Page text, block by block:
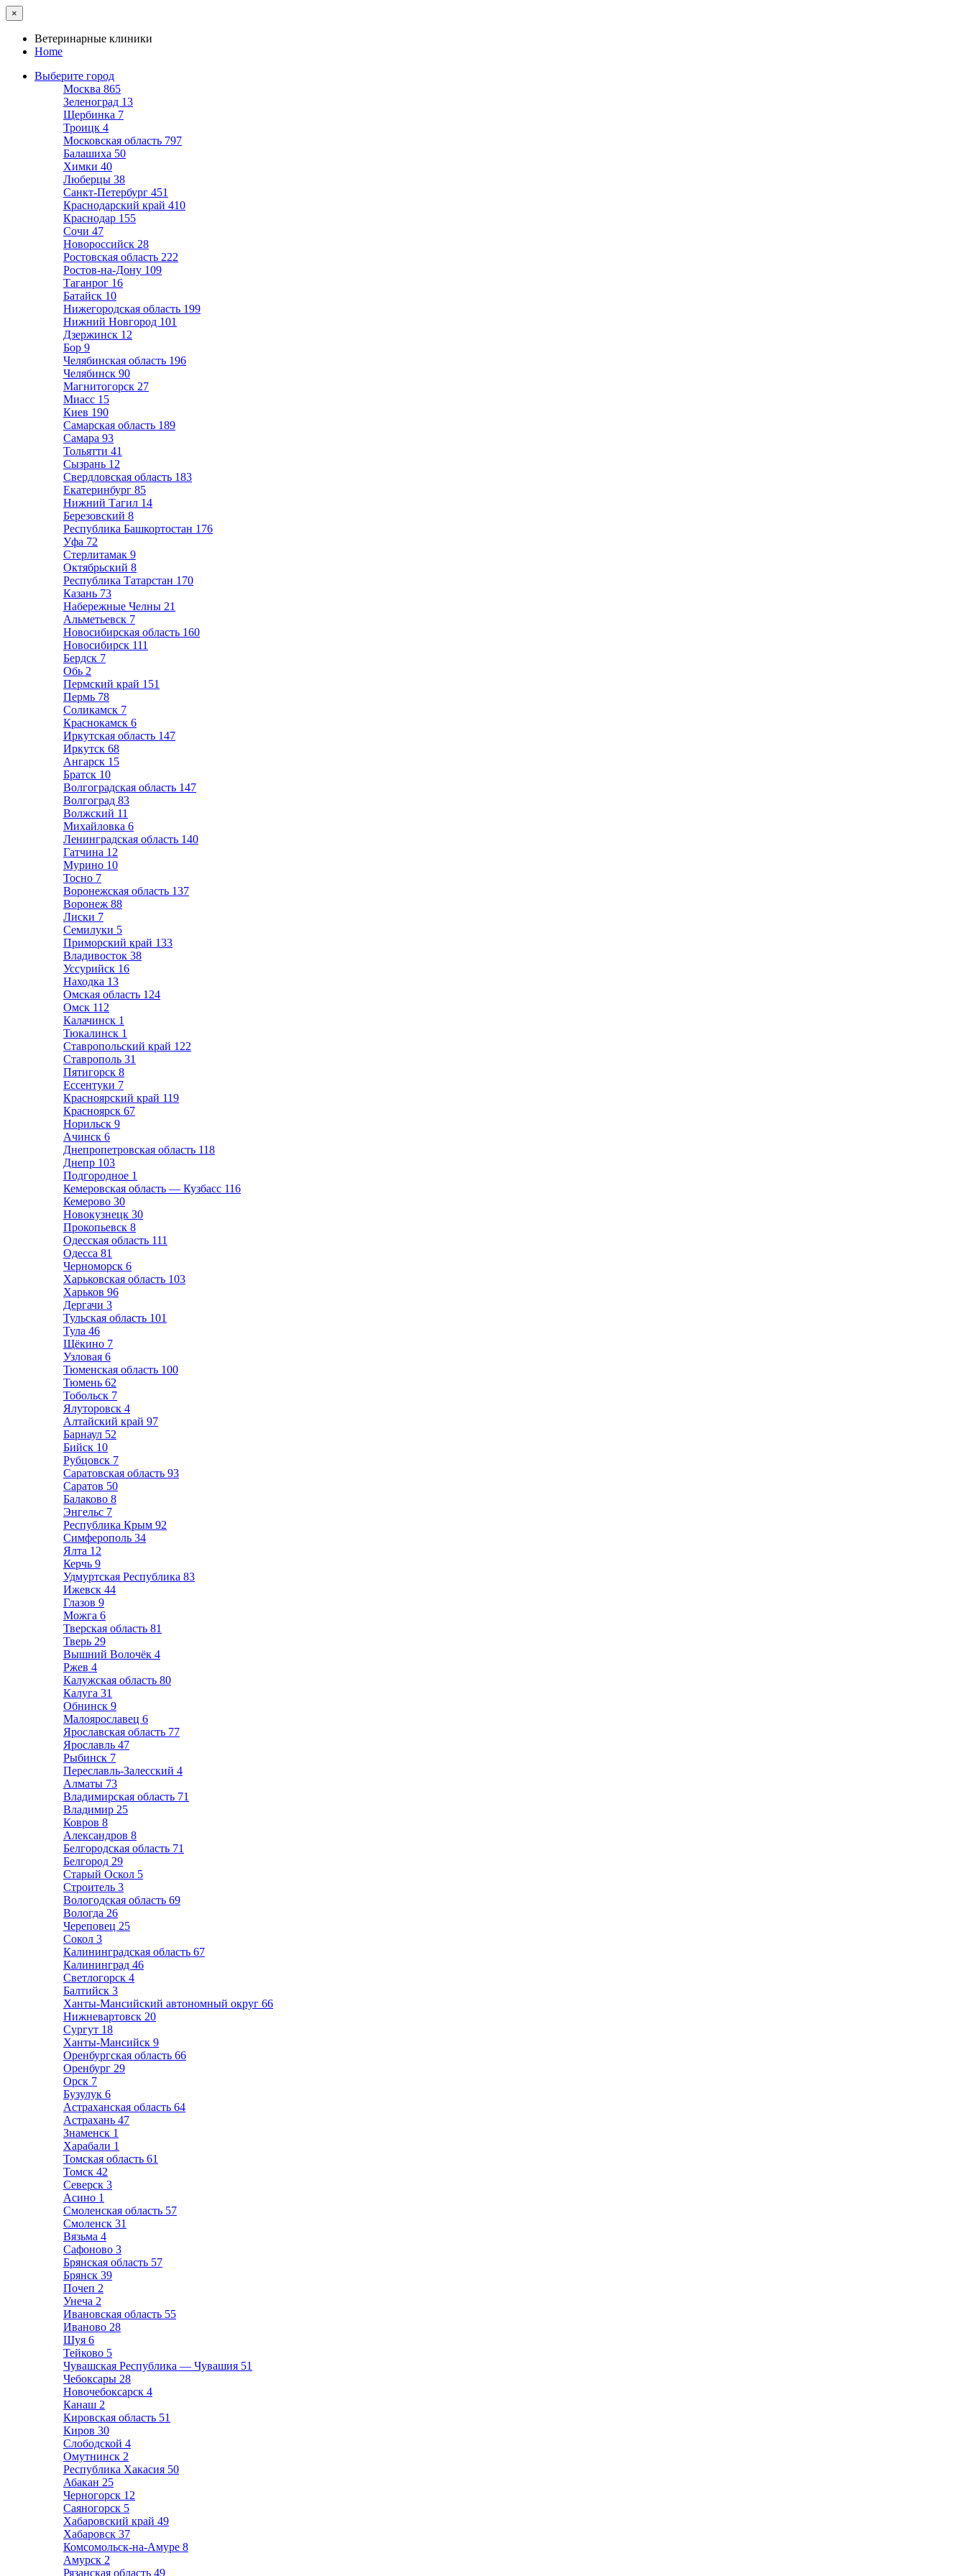
×
Ветеринарные клиники
Home
Выберите город
Москва 865
Зеленоград 13
Щербинка 7
Троицк 4
Московская область 797
Балашиха 50
Химки 40
Люберцы 38
Санкт-Петербург 451
Краснодарский край 410
Краснодар 155
Сочи 47
Новороссийск 28
Ростовская область 222
Ростов-на-Дону 109
Таганрог 16
Батайск 10
Нижегородская область 199
Нижний Новгород 101
Дзержинск 12
Бор 9
Челябинская область 196
Челябинск 90
Магнитогорск 27
Миасс 15
Киев 190
Самарская область 189
Самара 93
Тольятти 41
Сызрань 12
Свердловская область 183
Екатеринбург 85
Нижний Тагил 14
Березовский 8
Республика Башкортостан 176
Уфа 72
Стерлитамак 9
Октябрьский 8
Республика Татарстан 170
Казань 73
Набережные Челны 21
Альметьевск 7
Новосибирская область 160
Новосибирск 111
Бердск 7
Обь 2
Пермский край 151
Пермь 78
Соликамск 7
Краснокамск 6
Иркутская область 147
Иркутск 68
Ангарск 15
Братск 10
Волгоградская область 147
Волгоград 83
Волжский 11
Михайловка 6
Ленинградская область 140
Гатчина 12
Мурино 10
Тосно 7
Воронежская область 137
Воронеж 88
Лиски 7
Семилуки 5
Приморский край 133
Владивосток 38
Уссурийск 16
Находка 13
Омская область 124
Омск 112
Калачинск 1
Тюкалинск 1
Ставропольский край 122
Ставрополь 31
Пятигорск 8
Ессентуки 7
Красноярский край 119
Красноярск 67
Норильск 9
Ачинск 6
Днепропетровская область 118
Днепр 103
Подгородное 1
Кемеровская область — Кузбасс 116
Кемерово 30
Новокузнецк 30
Прокопьевск 8
Одесская область 111
Одесса 81
Черноморск 6
Харьковская область 103
Харьков 96
Дергачи 3
Тульская область 101
Тула 46
Щёкино 7
Узловая 6
Тюменская область 100
Тюмень 62
Тобольск 7
Ялуторовск 4
Алтайский край 97
Барнаул 52
Бийск 10
Рубцовск 7
Саратовская область 93
Саратов 50
Балаково 8
Энгельс 7
Республика Крым 92
Симферополь 34
Ялта 12
Керчь 9
Удмуртская Республика 83
Ижевск 44
Глазов 9
Можга 6
Тверская область 81
Тверь 29
Вышний Волочёк 4
Ржев 4
Калужская область 80
Калуга 31
Обнинск 9
Малоярославец 6
Ярославская область 77
Ярославль 47
Рыбинск 7
Переславль-Залесский 4
Алматы 73
Владимирская область 71
Владимир 25
Ковров 8
Александров 8
Белгородская область 71
Белгород 29
Старый Оскол 5
Строитель 3
Вологодская область 69
Вологда 26
Череповец 25
Сокол 3
Калининградская область 67
Калининград 46
Светлогорск 4
Балтийск 3
Ханты-Мансийский автономный округ 66
Нижневартовск 20
Сургут 18
Ханты-Мансийск 9
Оренбургская область 66
Оренбург 29
Орск 7
Бузулук 6
Астраханская область 64
Астрахань 47
Знаменск 1
Харабали 1
Томская область 61
Томск 42
Северск 3
Асино 1
Смоленская область 57
Смоленск 31
Вязьма 4
Сафоново 3
Брянская область 57
Брянск 39
Почеп 2
Унеча 2
Ивановская область 55
Иваново 28
Шуя 6
Тейково 5
Чувашская Республика — Чувашия 51
Чебоксары 28
Новочебоксарск 4
Канаш 2
Кировская область 51
Киров 30
Слободской 4
Омутнинск 2
Республика Хакасия 50
Абакан 25
Черногорск 12
Саяногорск 5
Хабаровский край 49
Хабаровск 37
Комсомольск-на-Амуре 8
Амурск 2
Рязанская область 49